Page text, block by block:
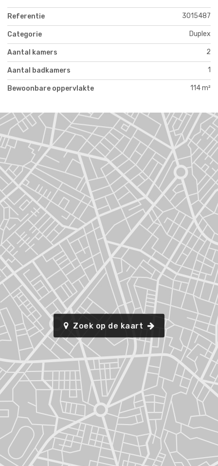
Referentie 3015487
Categorie Duplex
Aantal kamers 2
Aantal badkamers 1
Bewoonbare oppervlakte 114 m²
Zoek op de kaart